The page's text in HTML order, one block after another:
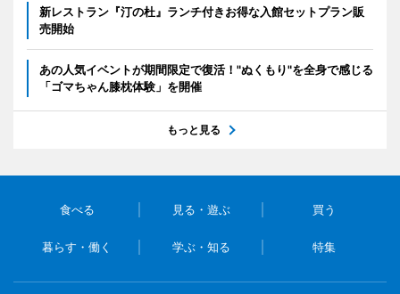
新レストラン『汀の杜』ランチ付きお得な入館セットプラン販
売開始
あの人気イベントが期間限定で復活！"ぬくもり"を全身で感じる
「ゴマちゃん膝枕体験」を開催
もっと見る
食べる 見る・遊ぶ 買う
暮らす・働く 学ぶ・知る 特集